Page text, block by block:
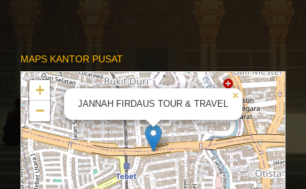
MAPS KANTOR PUSAT
JANNAH FIRDAUS TOUR & TRAVEL
×
+
−